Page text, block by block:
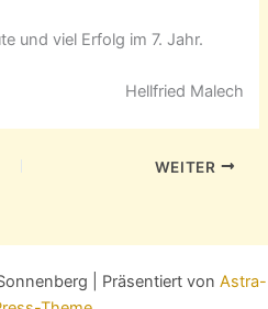
und viel Erfolg im 7. Jahr.
Hellfried Malech
WEITER
| Präsentiert von Astra-